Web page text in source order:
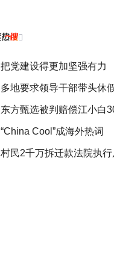

把党建设得更加坚强有力
多地要求领导干部带头休
东方甄选被判赔偿江小白
“China Cool”成海外热词
村民2千万拆迁款法院执行后